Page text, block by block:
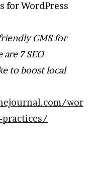
for WordPress
CMS for
7 SEO
to boost local
wor
practices/